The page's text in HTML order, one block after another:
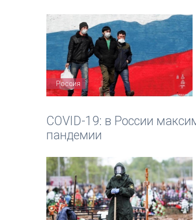
Россия
COVID-19: в России
пандемии